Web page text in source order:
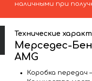
наличными при
Технические
Мерседес-
AMG
Коробка передач